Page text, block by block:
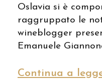
Oslavia si è
raggruppato le
wineblogger
Emanuele
Continua a